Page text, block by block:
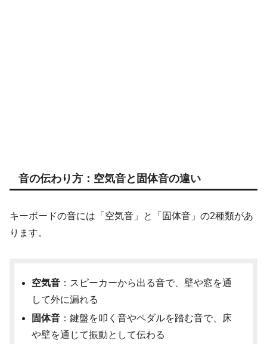
音の伝わり方：空気音と固体音の違い
キーボードの音には「空気音」と「固体音」の2種類があ
ります。
空気音 ：スピーカーから出る音で、壁や窓を通
して外に漏れる
固体音 ：鍵盤を叩く音やペダルを踏む音で、床
や壁を通じて振動として伝わる